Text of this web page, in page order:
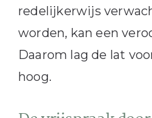
redelijkerwijs
worden, kan een
Daarom lag de lat
hoog.